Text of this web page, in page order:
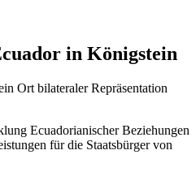
in Königstein
Ort bilateraler Repräsentation
Ecuadorianischer Beziehungen
für die Staatsbürger von